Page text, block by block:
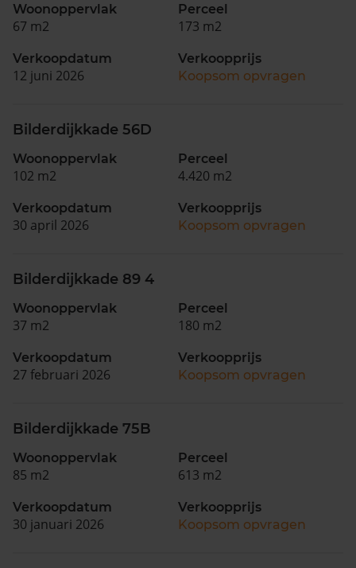
Woonoppervlak
67 m2
Perceel
173 m2
Verkoopdatum
12 juni 2026
Verkoopprijs
Koopsom opvragen
Bilderdijkkade 56D
Woonoppervlak
102 m2
Perceel
4.420 m2
Verkoopdatum
30 april 2026
Verkoopprijs
Koopsom opvragen
Bilderdijkkade 89 4
Woonoppervlak
37 m2
Perceel
180 m2
Verkoopdatum
27 februari 2026
Verkoopprijs
Koopsom opvragen
Bilderdijkkade 75B
Woonoppervlak
85 m2
Perceel
613 m2
Verkoopdatum
30 januari 2026
Verkoopprijs
Koopsom opvragen